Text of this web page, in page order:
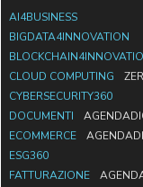
AI4BUSINESS
BIGDATA4INNOVATION
CLOUD COMPUTING
CYBERSECURITY360
DOCUMENTI
ECOMMERCE
ESG360
FATTURAZIONE